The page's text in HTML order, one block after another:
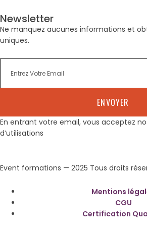
Newsletter
Ne manquez aucunes informations et
uniques.
ENVOYER
En entrant votre email, vous acceptez
d’utilisations
Event formations — 2025 Tous droits
Mentions
CGU
Certification